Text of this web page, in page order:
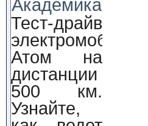
Академика
Тест-драйв
электромобиля
Атом на
дистанции
500 км.
Узнайте,